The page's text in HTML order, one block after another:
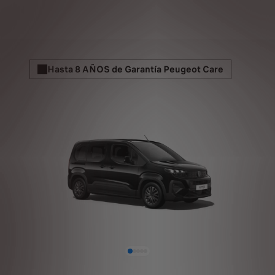
Hasta 8 AÑOS de Garantía Peugeot Care